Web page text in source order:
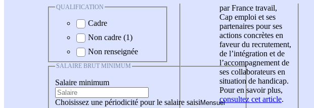
QUALIFICATION
Cadre
Non cadre (1)
Non renseignée
SALAIRE BRUT MINIMUM
Salaire minimum
Choisissez une périodicité pour le salaire saisi
par France travail,
Cap emploi et ses
partenaires pour ses
actions concrètes en
faveur du recrutement,
de l’intégration et de
l’accompagnement de
ses collaborateurs en
situation de handicap.
Pour en savoir plus,
consultez cet article.